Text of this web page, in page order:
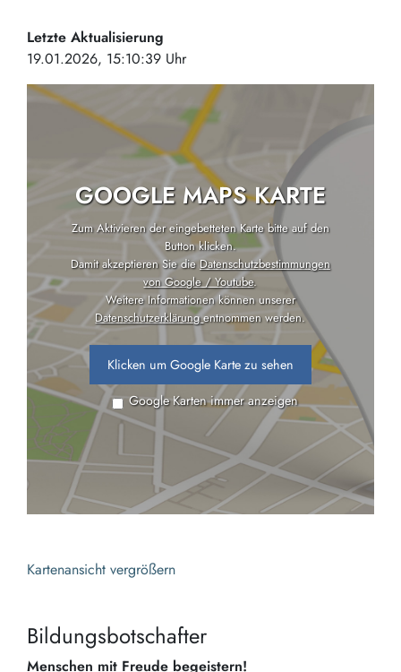
Letzte Aktualisierung
19.01.2026, 15:10:39 Uhr
GOOGLE MAPS KARTE
Zum Aktivieren der eingebetteten Karte bitte auf den
Button klicken.
Damit akzeptieren Sie dieDatenschutzbestimmungen
von Google / Youtube.
Weitere Informationen können unserer
Datenschutzerklärungentnommen werden.
Klicken um Google Karte zu sehen
Google Karten immer anzeigen
Kartenansicht vergrößern
Bildungsbotschafter
Menschen mit Freude begeistern!